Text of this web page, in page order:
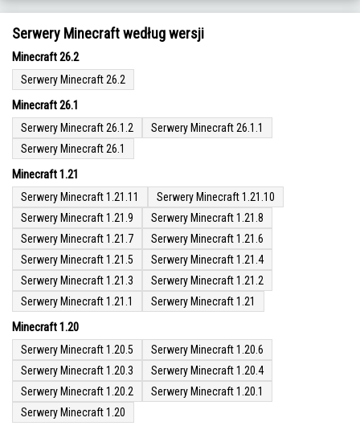
Serwery Minecraft według wersji
Minecraft 26.2
Serwery Minecraft 26.2
Minecraft 26.1
Serwery Minecraft 26.1.2
Serwery Minecraft 26.1.1
Serwery Minecraft 26.1
Minecraft 1.21
Serwery Minecraft 1.21.11
Serwery Minecraft 1.21.10
Serwery Minecraft 1.21.9
Serwery Minecraft 1.21.8
Serwery Minecraft 1.21.7
Serwery Minecraft 1.21.6
Serwery Minecraft 1.21.5
Serwery Minecraft 1.21.4
Serwery Minecraft 1.21.3
Serwery Minecraft 1.21.2
Serwery Minecraft 1.21.1
Serwery Minecraft 1.21
Minecraft 1.20
Serwery Minecraft 1.20.5
Serwery Minecraft 1.20.6
Serwery Minecraft 1.20.3
Serwery Minecraft 1.20.4
Serwery Minecraft 1.20.2
Serwery Minecraft 1.20.1
Serwery Minecraft 1.20